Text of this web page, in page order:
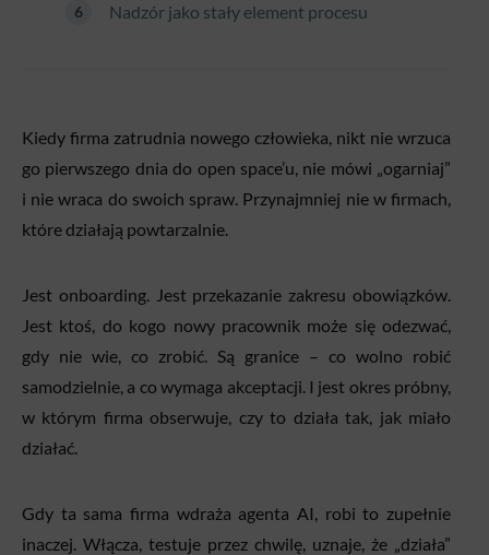
Nadzór jako stały element procesu
Kiedy firma zatrudnia nowego człowieka, nikt nie wrzuca
go pierwszego dnia do open space’u, nie mówi „ogarniaj”
i nie wraca do swoich spraw. Przynajmniej nie w firmach,
które działają powtarzalnie.
Jest onboarding. Jest przekazanie zakresu obowiązków.
Jest ktoś, do kogo nowy pracownik może się odezwać,
gdy nie wie, co zrobić. Są granice – co wolno robić
samodzielnie, a co wymaga akceptacji. I jest okres próbny,
w którym firma obserwuje, czy to działa tak, jak miało
działać.
Gdy ta sama firma wdraża agenta AI, robi to zupełnie
inaczej. Włącza, testuje przez chwilę, uznaje, że „działa”